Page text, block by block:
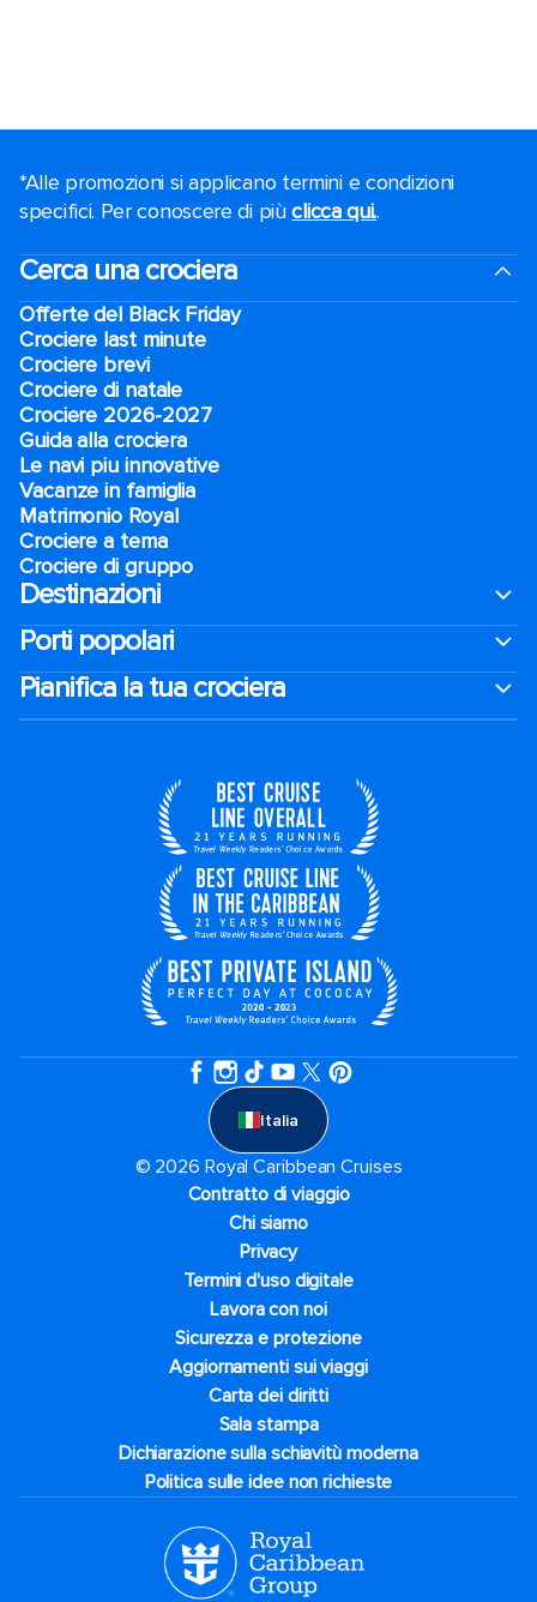
*Alle promozioni si applicano termini e condizioni
specifici. Per conoscere di piùclicca qui..
Cerca una crociera
Offerte del Black Friday
Crociere last minute
Crociere brevi​
Crociere di natale​
Crociere 2026-2027
Guida alla crociera
Le navi piu innovative
Vacanze in famiglia
Matrimonio Royal
Crociere a tema
Crociere di gruppo
Destinazioni
Porti popolari
Pianifica la tua crociera
Italia
© 2026 Royal Caribbean Cruises
Contratto di viaggio
Chi siamo
Privacy
Termini d'uso digitale
Lavora con noi
Sicurezza e protezione
Aggiornamenti sui viaggi
Carta dei diritti
Sala stampa
Dichiarazione sulla schiavitù moderna
Politica sulle idee non richieste